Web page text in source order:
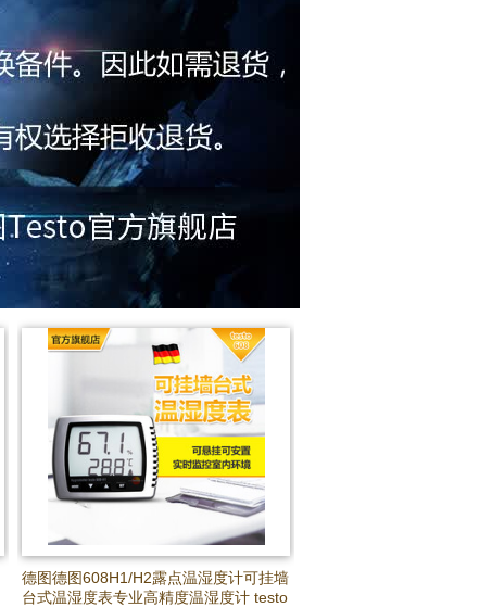
德图德图608H1/H2露点温湿度计可挂墙
台式温湿度表专业高精度温湿度计 testo